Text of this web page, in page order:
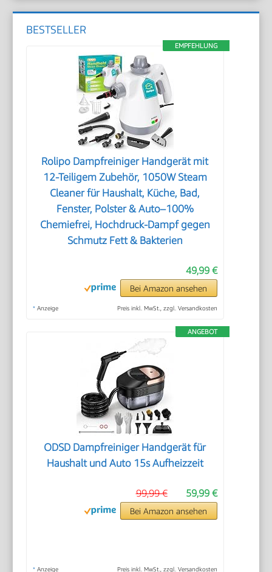
BESTSELLER
EMPFEHLUNG
Rolipo Dampfreiniger Handgerät mit
12-Teiligem Zubehör, 1050W Steam
Cleaner für Haushalt, Küche, Bad,
Fenster, Polster & Auto–100%
Chemiefrei, Hochdruck-Dampf gegen
Schmutz Fett & Bakterien
49,99 €
Bei Amazon ansehen
* Anzeige Preis inkl. MwSt., zzgl. Versandkosten
ANGEBOT
ODSD Dampfreiniger Handgerät für
Haushalt und Auto 15s Aufheizzeit
59,99 €
99,99 €
Bei Amazon ansehen
* Anzeige Preis inkl. MwSt., zzgl. Versandkosten